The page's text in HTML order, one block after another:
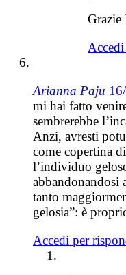
Grazie
Arianna Paju
mi hai fatto
sembrerebbe
Anzi, avresti
come copertina
l’individuo
abbandonandosi
tanto
gelosia”: è
Accedi per